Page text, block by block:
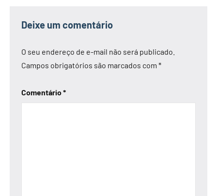
Deixe um comentário
O seu endereço de e-mail não será publicado.
Campos obrigatórios são marcados com *
Comentário*